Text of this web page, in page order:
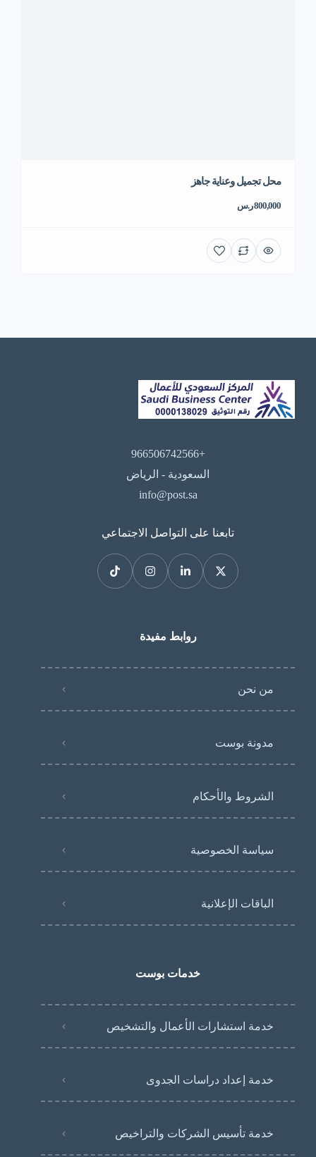
محل تجميل وعناية جاهز
800,000 ر.س
+966506742566
السعودية - الرياض
info@post.sa
تابعنا على التواصل الاجتماعي
روابط مفيدة
من نحن
مدونة بوست
الشروط والأحكام
سياسة الخصوصية
الباقات الإعلانية
خدمات بوست
خدمة استشارات الأعمال والتشخيص
خدمة إعداد دراسات الجدوى
خدمة تأسيس الشركات والتراخيص